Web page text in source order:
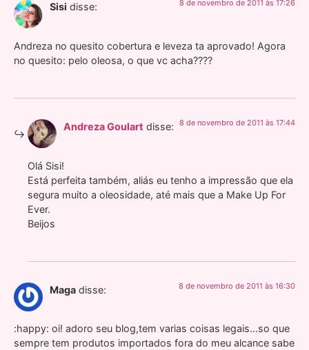
Sisi disse: 8 de novembro de 2011 às 17:26
Andreza no quesito cobertura e leveza ta aprovado! Agora
no quesito: pelo oleosa, o que vc acha????
Andreza Goulart disse: 8 de novembro de 2011 às 17:44
Olá Sisi!
Está perfeita também, aliás eu tenho a impressão que ela
segura muito a oleosidade, até mais que a Make Up For
Ever.
Beijos
Maga disse: 8 de novembro de 2011 às 16:30
:happy: oi! adoro seu blog,tem varias coisas legais…so que
sempre tem produtos importados fora do meu alcance sabe